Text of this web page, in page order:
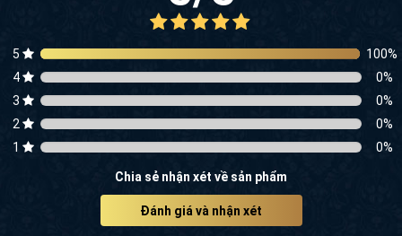
Chia sẻ nhận xét về sản phẩm
Đánh giá và nhận xét